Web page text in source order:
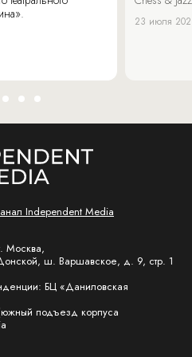
23 июля
Independent Media
Москва,
ш. Варшавское, д. 9, стр. 1
БЦ «Даниловская
подъезд корпуса